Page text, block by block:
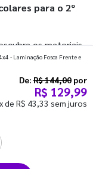
para o 2º
os materiais
o segundo
- Laminação Fosca Frente e
De: R$ 144,00 por
R$ 129,99
de R$ 43,33 sem juros